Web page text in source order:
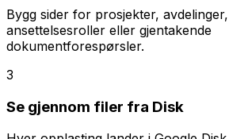
Bygg sider for prosjekter,
ansettelsesroller eller gjentakende
dokumentforespørsler.
3
Se gjennom filer fra Disk